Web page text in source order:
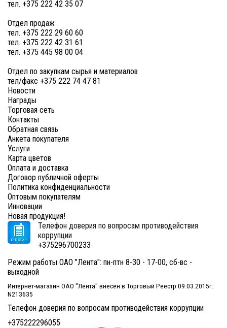
тел. +375 222 42 35 07
Отдел продаж
тел. +375 222 29 60 60
тел. +375 222 42 31 61
тел. +375 445 98 00 04
Отдел по закупкам сырья и материалов
тел/факс +375 222 74 47 81
Новости
Награды
Торговая сеть
Контакты
Обратная связь
Анкета покупателя
Услуги
Карта цветов
Оплата и доставка
Договор публичной оферты
Политика конфиденциальности
Оптовым покупателям
Инновации
Новая продукция!
Телефон доверия по вопросам противодействия
коррупции
+375296700233
Режим работы ОАО "Лента": пн-птн 8-30 - 17-00, сб-вс -
выходной
Интернет-магазин ОАО "Лента" внесен в Торговый Реестр 09.03.2015г.
N213635
Телефон доверия по вопросам противодействия коррупции
+375222296055